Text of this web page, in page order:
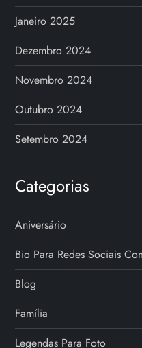
Janeiro 2025
Dezembro 2024
Novembro 2024
Outubro 2024
Setembro 2024
Categorias
Aniversário
Bio Para Redes Sociais
Blog
Família
Legendas Para Foto